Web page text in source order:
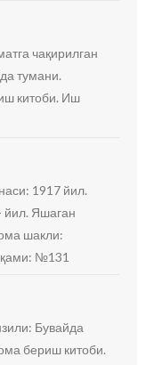
чақирилган
тумани.
китоби. Иш
1917 йил.
йил. Яшаган
шакли:
№131
Бувайда
бериш китоби.